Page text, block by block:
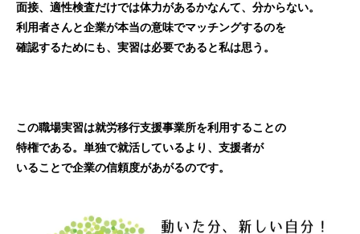
面接、適性検査だけでは体力があるかなんて、分からない。
利用者さんと企業が本当の意味でマッチングするのを
確認するためにも、実習は必要であると私は思う。
この職場実習は就労移行支援事業所を利用することの
特権である。単独で就活しているより、支援者が
いることで企業の信頼度があがるのです。